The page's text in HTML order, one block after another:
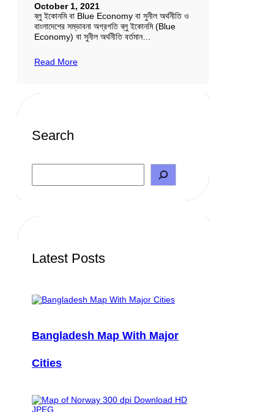
October 1, 2021
ব্লু ইকোনমি বা Blue Economy বা সুনীল অর্থনীতি ও
বাংলাদেশের সম্ভাবনা অগ্রগতি ব্লু ইকোনমি (Blue
Economy) বা সুনীল অর্থনীতি বর্তমান…
Read More
Search
a
h
Latest Posts
Bangladesh Map With Major
Cities